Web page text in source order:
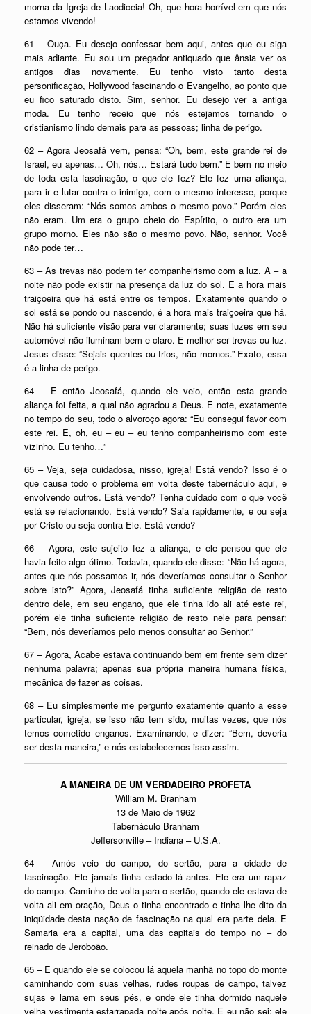
morna da Igreja de Laodiceia! Oh, que hora horrível em que nós
estamos vivendo!
61 – Ouça. Eu desejo confessar bem aqui, antes que eu siga
mais adiante. Eu sou um pregador antiquado que ânsia ver os
antigos dias novamente. Eu tenho visto tanto desta
personificação, Hollywood fascinando o Evangelho, ao ponto que
eu fico saturado disto. Sim, senhor. Eu desejo ver a antiga
moda. Eu tenho receio que nós estejamos tornando o
cristianismo lindo demais para as pessoas; linha de perigo.
62 – Agora Jeosafá vem, pensa: “Oh, bem, este grande rei de
Israel, eu apenas… Oh, nós… Estará tudo bem.” E bem no meio
de toda esta fascinação, o que ele fez? Ele fez uma aliança,
para ir e lutar contra o inimigo, com o mesmo interesse, porque
eles disseram: “Nós somos ambos o mesmo povo.” Porém eles
não eram. Um era o grupo cheio do Espírito, o outro era um
grupo morno. Eles não são o mesmo povo. Não, senhor. Você
não pode ter…
63 – As trevas não podem ter companheirismo com a luz. A – a
noite não pode existir na presença da luz do sol. E a hora mais
traiçoeira que há está entre os tempos. Exatamente quando o
sol está se pondo ou nascendo, é a hora mais traiçoeira que há.
Não há suficiente visão para ver claramente; suas luzes em seu
automóvel não iluminam bem e claro. E melhor ser trevas ou luz.
Jesus disse: “Sejais quentes ou frios, não mornos.” Exato, essa
é a linha de perigo.
64 – E então Jeosafá, quando ele veio, então esta grande
aliança foi feita, a qual não agradou a Deus. E note, exatamente
no tempo do seu, todo o alvoroço agora: “Eu consegui favor com
este rei. E, oh, eu – eu – eu tenho companheirismo com este
vizinho. Eu tenho…”
65 – Veja, seja cuidadosa, nisso, igreja! Está vendo? Isso é o
que causa todo o problema em volta deste tabernáculo aqui, e
envolvendo outros. Está vendo? Tenha cuidado com o que você
está se relacionando. Está vendo? Saia rapidamente, e ou seja
por Cristo ou seja contra Ele. Está vendo?
66 – Agora, este sujeito fez a aliança, e ele pensou que ele
havia feito algo ótimo. Todavia, quando ele disse: “Não há agora,
antes que nós possamos ir, nós deveríamos consultar o Senhor
sobre isto?” Agora, Jeosafá tinha suficiente religião de resto
dentro dele, em seu engano, que ele tinha ido ali até este rei,
porém ele tinha suficiente religião de resto nele para pensar:
“Bem, nós deveríamos pelo menos consultar ao Senhor.”
67 – Agora, Acabe estava continuando bem em frente sem dizer
nenhuma palavra; apenas sua própria maneira humana física,
mecânica de fazer as coisas.
68 – Eu simplesmente me pergunto exatamente quanto a esse
particular, igreja, se isso não tem sido, muitas vezes, que nós
temos cometido enganos. Examinando, e dizer: “Bem, deveria
ser desta maneira,” e nós estabelecemos isso assim.
A MANEIRA DE UM VERDADEIRO PROFETA
William M. Branham
13 de Maio de 1962
Tabernáculo Branham
Jeffersonville – Indiana – U.S.A.
64 – Amós veio do campo, do sertão, para a cidade de
fascinação. Ele jamais tinha estado lá antes. Ele era um rapaz
do campo. Caminho de volta para o sertão, quando ele estava de
volta ali em oração, Deus o tinha encontrado e tinha lhe dito da
iniqüidade desta nação de fascinação na qual era parte dela. E
Samaria era a capital, uma das capitais do tempo no – do
reinado de Jeroboão.
65 – E quando ele se colocou lá aquela manhã no topo do monte
caminhando com suas velhas, rudes roupas de campo, talvez
sujas e lama em seus pés, e onde ele tinha dormido naquele
velha vestimenta esfarrapada noite após noite. E eu não sei; ele